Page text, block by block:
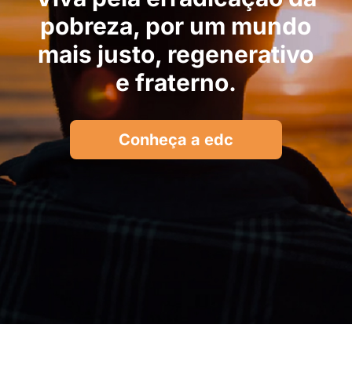
pobreza, por um mundo
mais justo, regenerativo
e fraterno.
Conheça a edc